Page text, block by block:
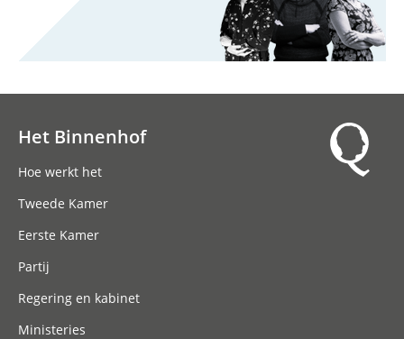
Het Binnenhof
Hoe werkt het
Tweede Kamer
Eerste Kamer
Partij
Regering en kabinet
Ministeries